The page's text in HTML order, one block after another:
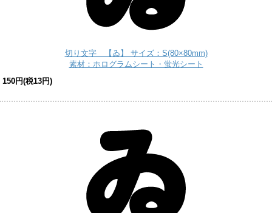
切り文字 【ゐ】 サイズ：S(80×80mm)
素材：ホログラムシート・蛍光シート
150円(税13円)